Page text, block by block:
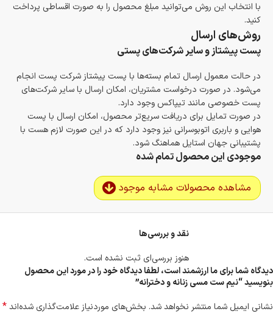
با انتخاب این روش می‌توانید مبلغ محصول را به صورت اقساطی پرداخت
کنید.
روش‌های ارسال
پست پیشتاز و سایر شرکت‌های پستی
در حالت معمول ارسال تمام بسته‌ها با پست پیشتاز شرکت پست انجام
می‌شود. در صورت درخواست مشتریان، امکان ارسال با سایر شرکت‌های
پست خصوصی مانند تیپاکس وجود دارد.
در صورت تمایل برای دریافت سریع‌تر محصول، امکان ارسال با پست
هوایی و باربری اتوبوسرانی نیز وجود دارد که در این صورت لازم هست با
پشتیبانی جهان استایل هماهنگ شود.
موجودی این محصول تمام شده
مشاهده محصولات مشابه موجود
نقد و بررسی‌ها
هنوز بررسی‌ای ثبت نشده است.
دیدگاه شما برای ما ارزشمند است، لطفا دیدگاه خود را در مورد این محصول
بنویسید “نیم ست مسی زنانه و دخترانه”
نشانی ایمیل شما منتشر نخواهد شد. بخش‌های موردنیاز علامت‌گذاری شده‌اند*